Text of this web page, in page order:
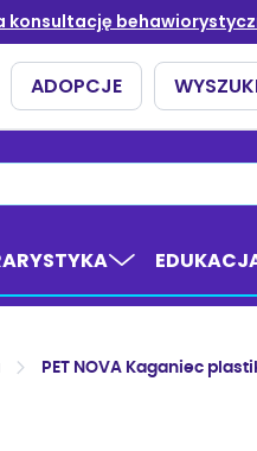
PET NOVA Kaganiec